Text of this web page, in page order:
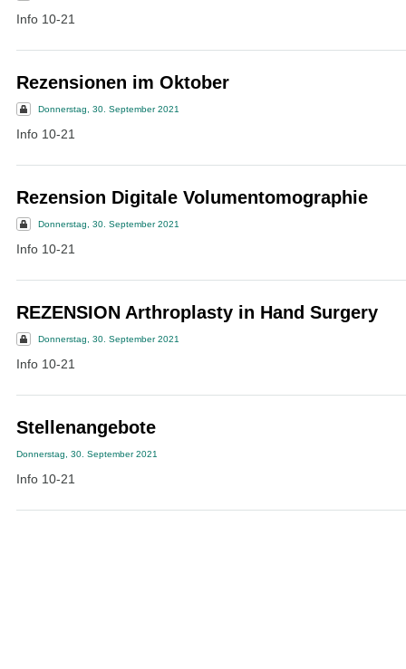
Info 10-21
Rezensionen im Oktober
Donnerstag, 30. September 2021
Info 10-21
Rezension Digitale Volumentomographie
Donnerstag, 30. September 2021
Info 10-21
REZENSION Arthroplasty in Hand Surgery
Donnerstag, 30. September 2021
Info 10-21
Stellenangebote
Donnerstag, 30. September 2021
Info 10-21